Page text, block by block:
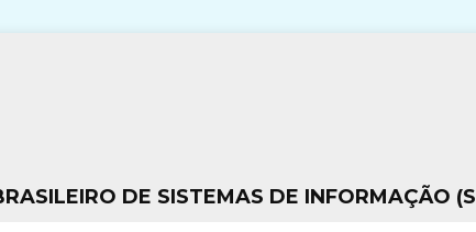
DE SISTEMAS DE INFORMAÇÃO